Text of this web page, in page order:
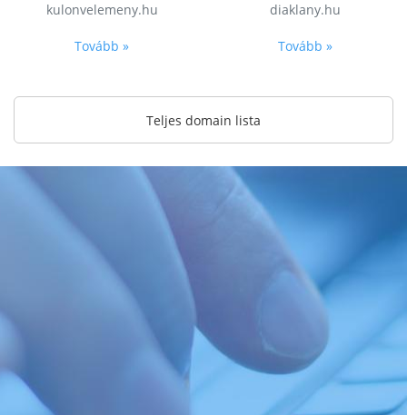
kulonvelemeny.hu
Tovább »
diaklany.hu
Tovább »
Teljes domain lista